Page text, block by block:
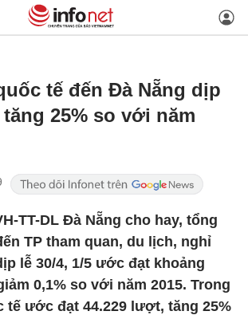
tế đến Đà Nẵng dịp
tăng 25% so với năm
TT-DL Đà Nẵng cho hay, tổng
TP tham quan, du lịch, nghỉ
lễ 30/4, 1/5 ước đạt khoảng
0,1% so với năm 2015. Trong
tế ước đạt 44.229 lượt, tăng 25%